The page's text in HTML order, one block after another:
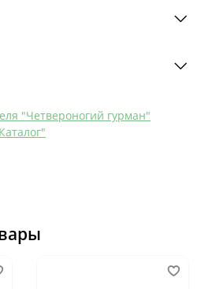
"Четвероногий гурман"